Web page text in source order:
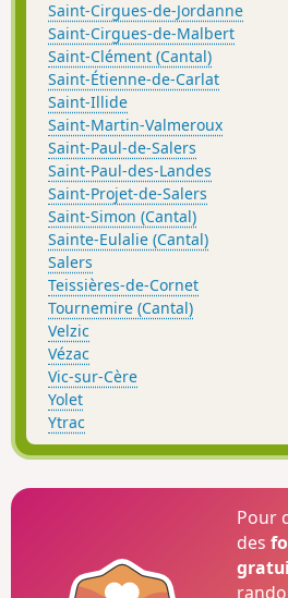
Saint-Cirgues-de-Jordanne
Saint-Cirgues-de-Malbert
Saint-Clément (Cantal)
Saint-Étienne-de-Carlat
Saint-Illide
Saint-Martin-Valmeroux
Saint-Paul-de-Salers
Saint-Paul-des-Landes
Saint-Projet-de-Salers
Saint-Simon (Cantal)
Sainte-Eulalie (Cantal)
Salers
Teissières-de-Cornet
Tournemire (Cantal)
Velzic
Vézac
Vic-sur-Cère
Yolet
Ytrac
Pour
des